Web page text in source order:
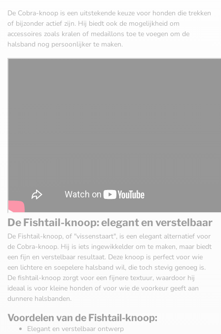
De Cobra-knoop is een uitstekende keuze voor honden die trekken
of bijzonder actief zijn. Hij biedt ook de mogelijkheid om
accessoires zoals kralen of medaillons toe te voegen om de
halsband nog persoonlijker te maken.
De Fishtail-knoop: elegant en verstelbaar
De Fishtail-knoop, of "vissenstaart", is een elegant alternatief voor
de Cobra-knoop. Hij is iets ingewikkelder om te maken, maar biedt
een fijn en verstelbaar resultaat. Deze knoop is perfect voor wie
een lichtere en soepelere halsband wil, die toch stevig genoeg is.
De fishtail-knoop zorgt voor een fijnere textuur, waardoor hij
ideaal is voor kleine honden of voor wie de voorkeur geeft aan
dunnere halsbanden.
Voordelen van de Fishtail-knoop:
Elegant en verstelbaar ontwerp